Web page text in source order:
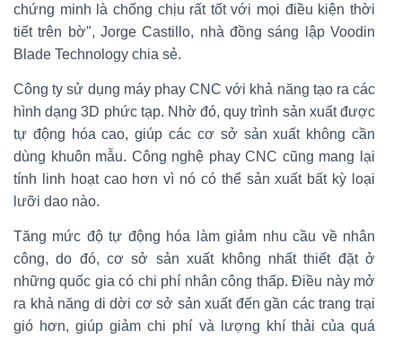
chứng minh là chống chịu rất tốt với mọi điều kiện thời
tiết trên bờ", Jorge Castillo, nhà đồng sáng lập Voodin
Blade Technology chia sẻ.
Công ty sử dụng máy phay CNC với khả năng tạo ra các
hình dạng 3D phức tạp. Nhờ đó, quy trình sản xuất được
tự động hóa cao, giúp các cơ sở sản xuất không cần
dùng khuôn mẫu. Công nghệ phay CNC cũng mang lại
tính linh hoạt cao hơn vì nó có thể sản xuất bất kỳ loại
lưỡi dao nào.
Tăng mức độ tự động hóa làm giảm nhu cầu về nhân
công, do đó, cơ sở sản xuất không nhất thiết đặt ở
những quốc gia có chi phí nhân công thấp. Điều này mở
ra khả năng di dời cơ sở sản xuất đến gần các trang trại
gió hơn, giúp giảm chi phí và lượng khí thải của quá